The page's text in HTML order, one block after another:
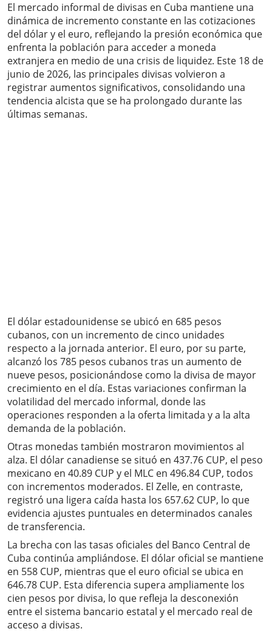
El mercado informal de divisas en Cuba mantiene una
dinámica de incremento constante en las cotizaciones
del dólar y el euro, reflejando la presión económica que
enfrenta la población para acceder a moneda
extranjera en medio de una crisis de liquidez. Este 18 de
junio de 2026, las principales divisas volvieron a
registrar aumentos significativos, consolidando una
tendencia alcista que se ha prolongado durante las
últimas semanas.
El dólar estadounidense se ubicó en 685 pesos
cubanos, con un incremento de cinco unidades
respecto a la jornada anterior. El euro, por su parte,
alcanzó los 785 pesos cubanos tras un aumento de
nueve pesos, posicionándose como la divisa de mayor
crecimiento en el día. Estas variaciones confirman la
volatilidad del mercado informal, donde las
operaciones responden a la oferta limitada y a la alta
demanda de la población.
Otras monedas también mostraron movimientos al
alza. El dólar canadiense se situó en 437.76 CUP, el peso
mexicano en 40.89 CUP y el MLC en 496.84 CUP, todos
con incrementos moderados. El Zelle, en contraste,
registró una ligera caída hasta los 657.62 CUP, lo que
evidencia ajustes puntuales en determinados canales
de transferencia.
La brecha con las tasas oficiales del Banco Central de
Cuba continúa ampliándose. El dólar oficial se mantiene
en 558 CUP, mientras que el euro oficial se ubica en
646.78 CUP. Esta diferencia supera ampliamente los
cien pesos por divisa, lo que refleja la desconexión
entre el sistema bancario estatal y el mercado real de
acceso a divisas.